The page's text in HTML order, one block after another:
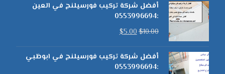
أفضل شركة تركيب فورسيلنج في العين
:0553996694
$10.00
$5.00
أفضل شركة تركيب فورسيلنج في ابوظبي
:0553996694